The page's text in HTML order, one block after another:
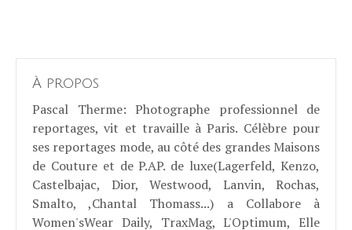
À propos
Pascal Therme: Photographe professionnel de
reportages, vit et travaille à Paris. Célèbre pour
ses reportages mode, au côté des grandes Maisons
de Couture et de P.AP. de luxe(Lagerfeld, Kenzo,
Castelbajac, Dior, Westwood, Lanvin, Rochas,
Smalto, ,Chantal Thomass...) a Collabore à
Women'sWear Daily, TraxMag, L'Optimum, Elle